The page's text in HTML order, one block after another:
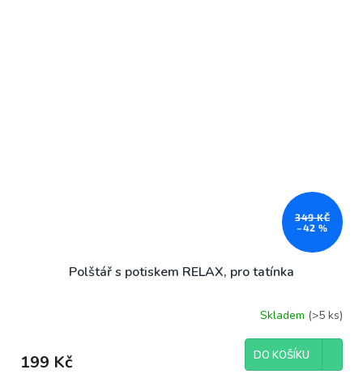
349 KČ
–42 %
Polštář s potiskem RELAX, pro tatínka
Skladem (>5 ks)
199 Kč DO KOŠÍKU